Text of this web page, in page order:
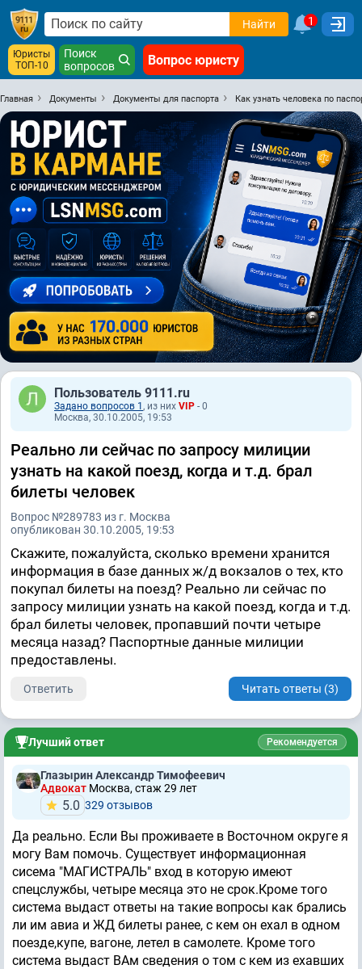
Найти 1
Юристы
ТОП-10
Поиск
вопросов
Вопрос юристу
Главная Документы Документы для паспорта Как узнать человека по
Пользователь 9111.ru
Задано вопросов 1 , из них VIP - 0
Москва, 30.10.2005, 19:53
Реально ли сейчас по запросу милиции
узнать на какой поезд, когда и т.д. брал
билеты человек
Вопрос №289783 из г. Москва
опубликован 30.10.2005, 19:53
Скажите, пожалуйста, сколько времени хранится
информация в базе данных ж/д вокзалов о тех, кто
покупал билеты на поезд? Реально ли сейчас по
запросу милиции узнать на какой поезд, когда и т.д.
брал билеты человек, пропавший почти четыре
месяца назад? Паспортные данные милиции
предоставлены.
Ответить Читать ответы (3)
Лучший ответ Рекомендуется
Глазырин Александр Тимофеевич
Адвокат Москва, стаж 29 лет
5.0 329 отзывов
Да реально. Если Вы проживаете в Восточном округе я
могу Вам помочь. Существует информационная
сисема "МАГИСТРАЛЬ" вход в которую имеют
спецслужбы, четыре месяца это не срок.Кроме того
система выдаст ответы на такие вопросы как брались
ли им авиа и ЖД билеты ранее, с кем он ехал в одном
поезде,купе, вагоне, летел в самолете. Кроме того
система выдаст ВАм сведения о том с кем из ехавших